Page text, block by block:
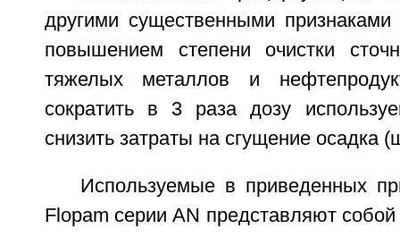
другими существенными признаками
повышением степени очистки
тяжелых металлов и
сократить в 3 раза дозу
снизить затраты на сгущение осадка
Используемые в приведенных
Flopam серии AN представляют